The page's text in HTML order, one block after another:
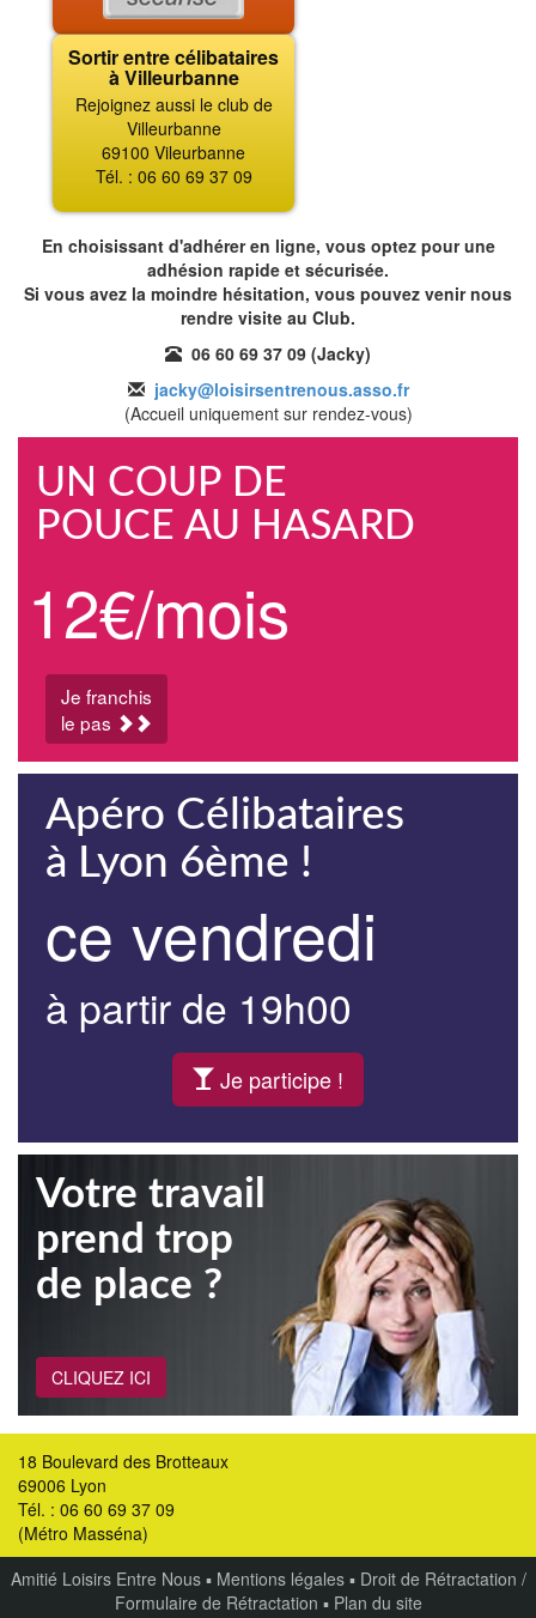
Sortir entre célibataires
à Villeurbanne
Rejoignez aussi le club de
Villeurbanne
69100 Vileurbanne
Tél. : 06 60 69 37 09
En choisissant d'adhérer en ligne, vous optez pour une
adhésion rapide et sécurisée.
Si vous avez la moindre hésitation, vous pouvez venir nous
rendre visite au Club.
06 60 69 37 09 (Jacky)
jacky@loisirsentrenous.asso.fr
(Accueil uniquement sur rendez-vous)
UN COUP DE
POUCE AU HASARD
12€/mois
Je franchis
le pas
Apéro Célibataires
à Lyon 6ème !
ce vendredi
à partir de 19h00
Je participe !
Votre travail
prend trop
de place ?
CLIQUEZ ICI
18 Boulevard des Brotteaux
69006 Lyon
Tél. : 06 60 69 37 09
(Métro Masséna)
Amitié Loisirs Entre Nous▪ Mentions légales▪ Droit de Rétractation /
Formulaire de Rétractation ▪ Plan du site